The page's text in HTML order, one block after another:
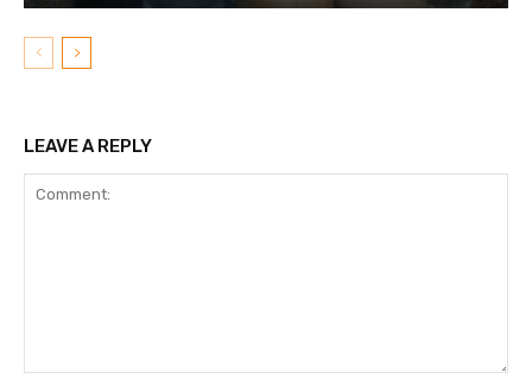
LEAVE A REPLY